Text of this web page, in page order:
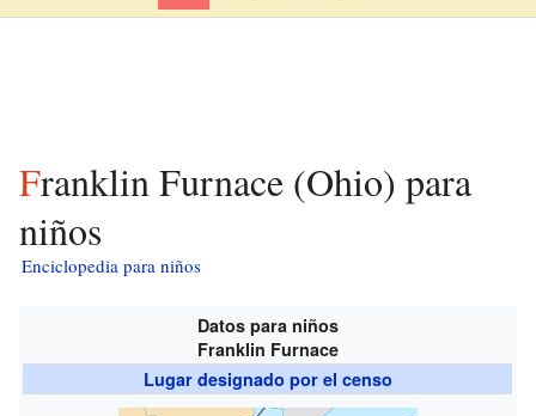
Franklin Furnace (Ohio) para
niños
Enciclopedia para niños
Datos para niños
Franklin Furnace
Lugar designado por el censo